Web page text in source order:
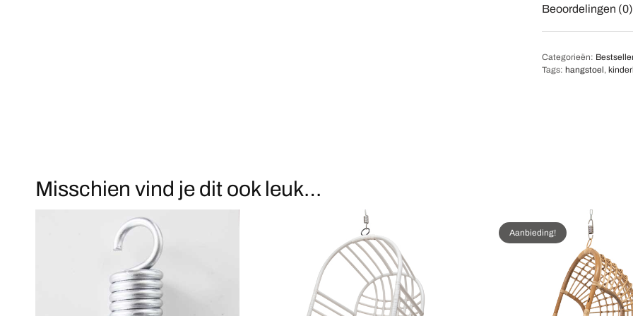
Beoordelingen (0)
Categorieën:
Tags: hangstoel,
Misschien vind je dit ook leuk…
Aanbieding!